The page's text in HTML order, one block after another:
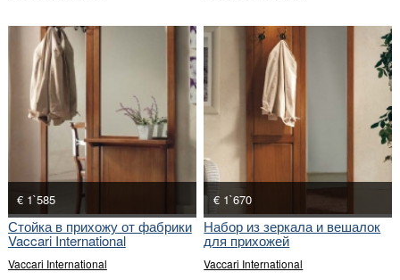
€ 1`585
Стойка в прихожу от фабрики
Vaccari International
Vaccari International
€ 1`670
Набор из зеркала и вешалок
для прихожей
Vaccari International